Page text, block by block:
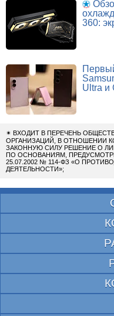
360:
Ultra и
✴ ВХОДИТ В ПЕРЕЧЕНЬ
ОРГАНИЗАЦИЙ, В ОТНОШЕНИИ
ЗАКОННУЮ СИЛУ РЕШЕНИЕ О
ПО ОСНОВАНИЯМ,
25.07.2002 № 114-ФЗ «О
ДЕЯТЕЛЬНОСТИ»;